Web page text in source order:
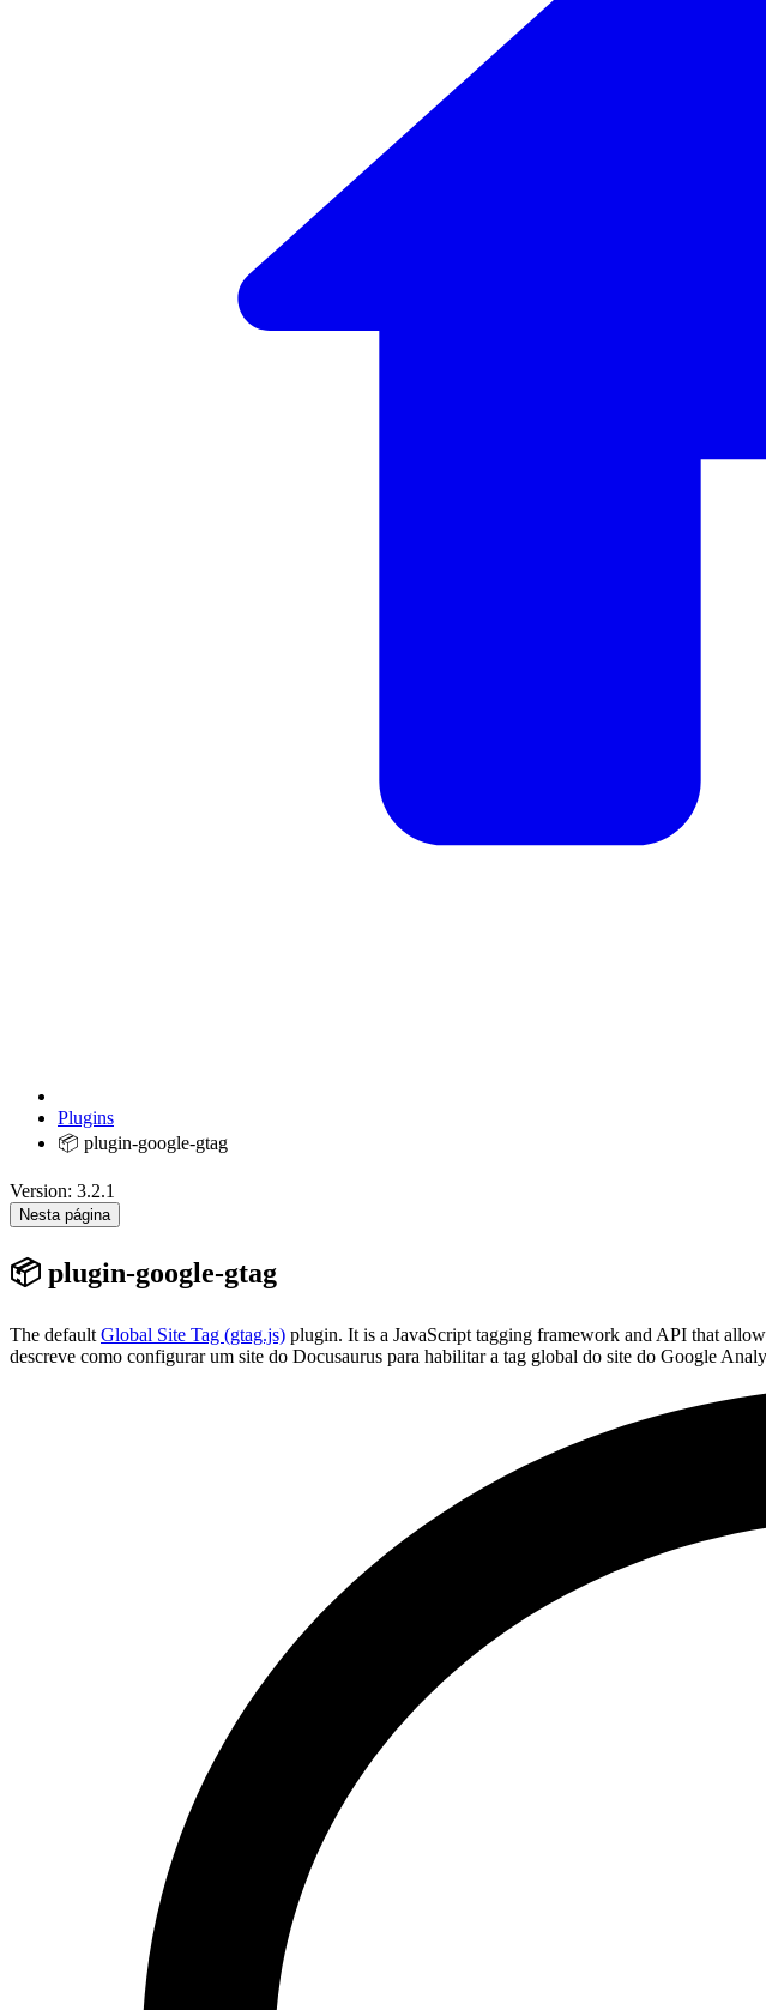
Plugins
📦 plugin-google-gtag
Version: 3.2.1
Nesta página
📦 plugin-google-gtag
The default Global Site Tag (gtag.js) plugin. It is a JavaScript tagging framework and API that
descreve como configurar um site do Docusaurus para habilitar a tag global do site do Google